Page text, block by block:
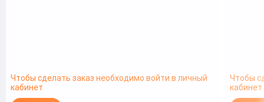
Чтобы сделать заказ необходимо войти в личный
кабинет
Чтобы
кабинет